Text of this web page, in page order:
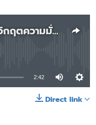
'การบำบัดน้ำเสีย' หนทางกู้วิกฤตความมั่นคงทางน้ำของโลก
available
2:42
Direct link